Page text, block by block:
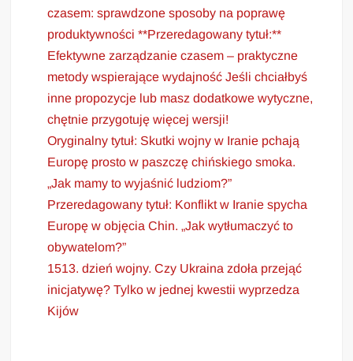
czasem: sprawdzone sposoby na poprawę
produktywności **Przeredagowany tytuł:**
Efektywne zarządzanie czasem – praktyczne
metody wspierające wydajność Jeśli chciałbyś
inne propozycje lub masz dodatkowe wytyczne,
chętnie przygotuję więcej wersji!
Oryginalny tytuł: Skutki wojny w Iranie pchają
Europę prosto w paszczę chińskiego smoka.
„Jak mamy to wyjaśnić ludziom?”
Przeredagowany tytuł: Konflikt w Iranie spycha
Europę w objęcia Chin. „Jak wytłumaczyć to
obywatelom?”
1513. dzień wojny. Czy Ukraina zdoła przejąć
inicjatywę? Tylko w jednej kwestii wyprzedza
Kijów